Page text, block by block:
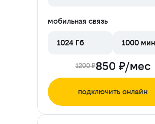
мобильная связь
1024 Гб 1000
1200 ₽850 ₽/мес
подключить онлайн